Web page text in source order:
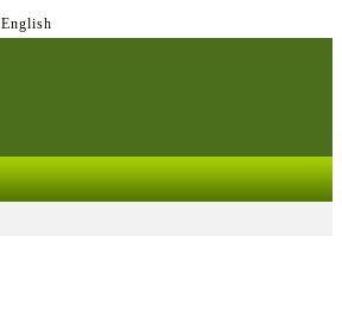
English